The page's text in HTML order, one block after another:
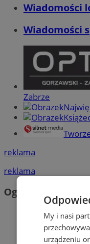
Wiadomości
Wiadomości
Zabrze
reklama
reklama
Ogłoszenia
My i nasi
urządzeniu